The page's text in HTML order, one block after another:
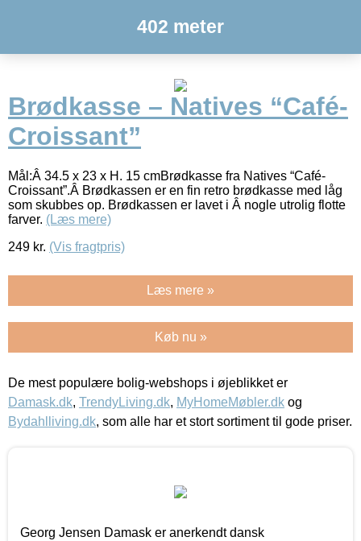
402 meter
Brødkasse – Natives “Café-
Croissant”
Mål:Â 34.5 x 23 x H. 15 cmBrødkasse fra Natives “Café-
Croissant”.Â Brødkassen er en fin retro brødkasse med låg
som skubbes op. Brødkassen er lavet i Â nogle utrolig flotte
farver. (Læs mere)
249 kr. (Vis fragtpris)
Læs mere »
Køb nu »
De mest populære bolig-webshops i øjeblikket er
Damask.dk, TrendyLiving.dk, MyHomeMøbler.dk og
Bydahlliving.dk, som alle har et stort sortiment til gode priser.
Georg Jensen Damask er anerkendt dansk